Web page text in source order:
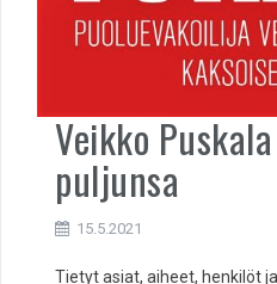
Veikko
puljunsa
15.5.2021
Tietyt asiat, aiheet, henkilöt